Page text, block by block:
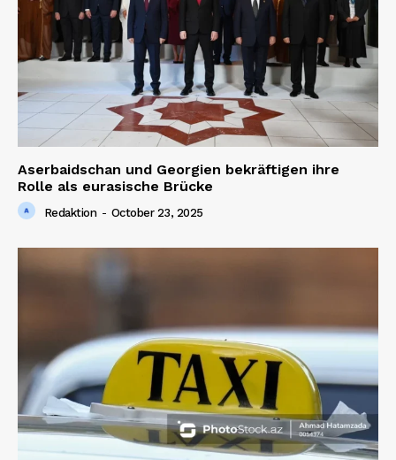
Aserbaidschan und Georgien bekräftigen ihre
Rolle als eurasische Brücke
Redaktion - October 23, 2025